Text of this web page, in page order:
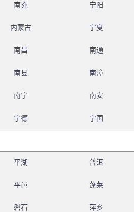
南充 宁阳
内蒙古 宁夏
南昌 南通
南县 南漳
南宁 南安
宁德 宁国
平湖 普洱
平邑 蓬莱
磐石 萍乡